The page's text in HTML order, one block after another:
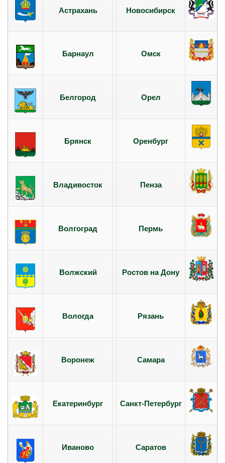
Астрахань Новосибирск
Барнаул Омск
Белгород Орел
Брянск Оренбург
Владивосток Пенза
Волгоград Пермь
Волжский Ростов на Дону
Вологда Рязань
Воронеж Самара
Екатеринбург Санкт-Петербург
Иваново Саратов